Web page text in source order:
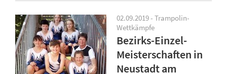
02.09.2019 - Trampolin-
Wettkämpfe
Bezirks-Einzel-
Meisterschaften in
Neustadt am